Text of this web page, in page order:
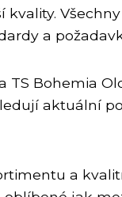
kvality.
a
TS Bohemia
aktuální
a